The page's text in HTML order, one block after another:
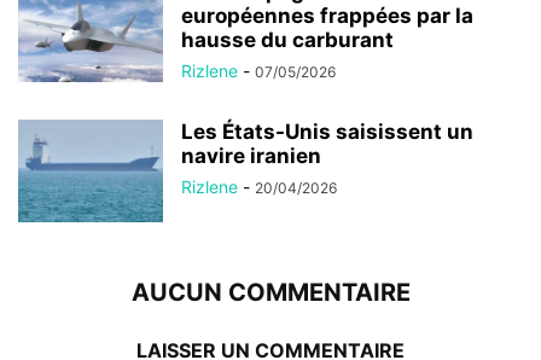
européennes frappées par la
hausse du carburant
Rizlene - 07/05/2026
Les États-Unis saisissent un
navire iranien
Rizlene - 20/04/2026
AUCUN COMMENTAIRE
LAISSER UN COMMENTAIRE